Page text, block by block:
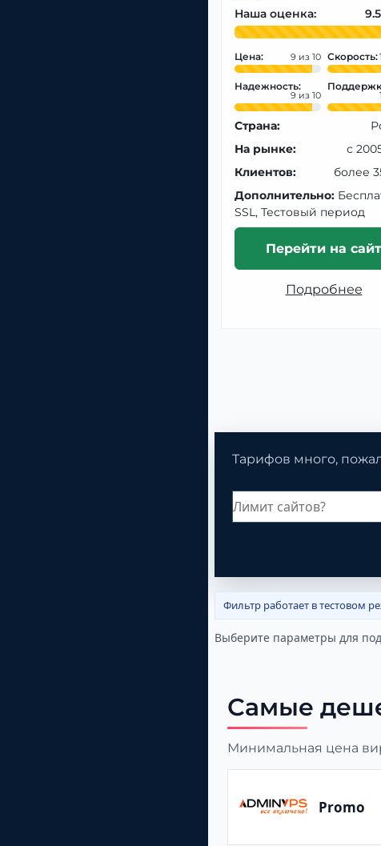
Наша оценка: 9.5
Цена: 9 Скорость:
Надежность:
9
Страна:
На рынке:
с
Клиентов:
более
Дополнительно:
SSL, Тестовый период
Перейти на сайт
Подробнее
Тарифов много,
Фильтр работает в тестовом
Выберите параметры для
Самые
Минимальная цена
Promo